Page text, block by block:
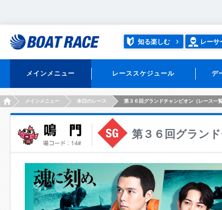
知る楽しむ レーサ
メインメニュー レーススケジュール デ
HOMEメインメニュー 本日のレース 第３６回グランドチャンピオン（レース一
第３６回グラン